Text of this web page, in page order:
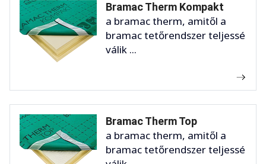
Bramac Therm Kompakt
a bramac therm, amitől a
bramac tetőrendszer teljessé
válik ...
Bramac Therm Top
a bramac therm, amitől a
bramac tetőrendszer teljessé